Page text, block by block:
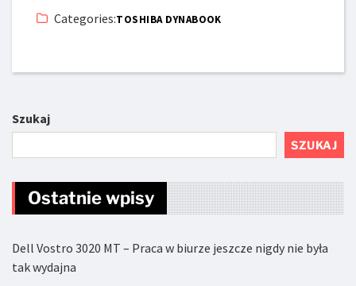
Categories:TOSHIBA DYNABOOK
Szukaj
SZUKAJ
Ostatnie wpisy
Dell Vostro 3020 MT – Praca w biurze jeszcze nigdy nie była
tak wydajna